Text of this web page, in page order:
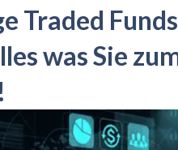
Traded
was Sie